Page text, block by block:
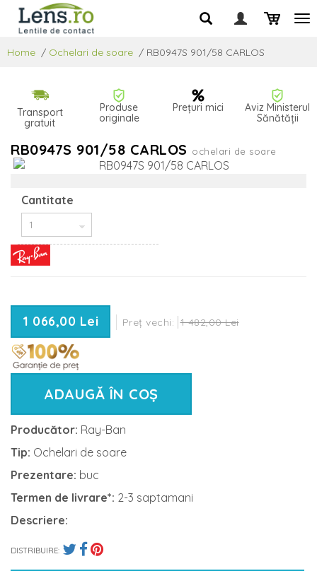
Home / Ochelari de soare / RB0947S 901/58 CARLOS
Transport
gratuit
Produse
originale
Prețuri mici
Aviz Ministerul
Sănătății
RB0947S 901/58 CARLOS ochelari de soare
Cantitate
1 066,00 Lei Preț vechi: 1 482,00 Lei
ADAUGĂ ÎN COȘ
Producător: Ray-Ban
Tip: Ochelari de soare
Prezentare: buc
Termen de livrare*: 2-3 saptamani
Descriere:
DISTRIBUIRE: